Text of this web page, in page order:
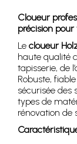
Cloueur
précision
Le cloueur
haute qualité
tapisserie, de
Robuste,
sécurisée des
types de
rénovation de